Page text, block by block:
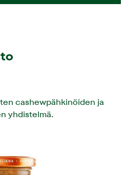
cashewpähkinöiden ja
yhdistelmä.